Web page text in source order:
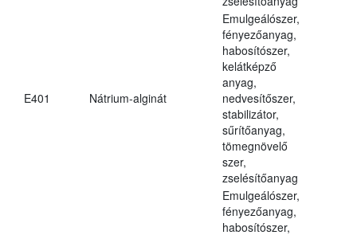
E401 Nátrium-alginát
Emulgeálószer,
fényezőanyag,
habosítószer,
kelátképző
anyag,
nedvesítőszer,
stabilizátor,
sűrítőanyag,
tömegnövelő
szer,
zselésítőanyag
Emulgeálószer,
fényezőanyag,
habosítószer,